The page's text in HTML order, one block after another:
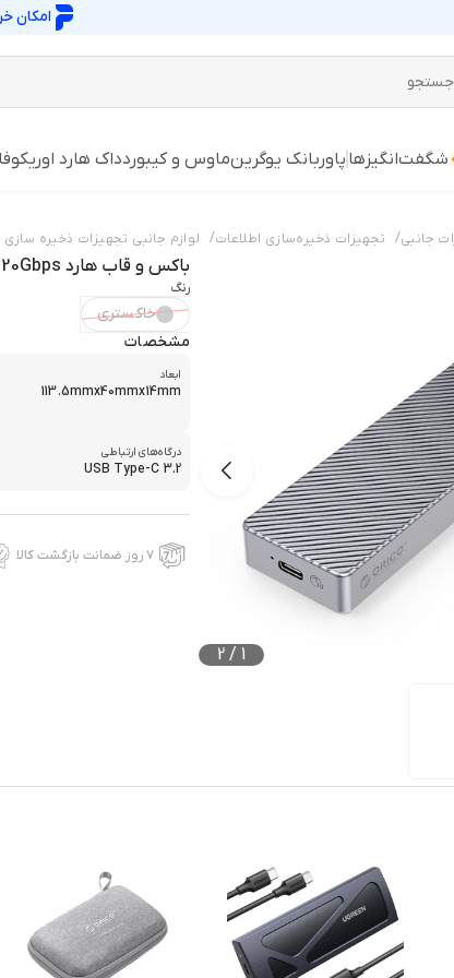
امکان
شگفت‌انگیزها پاوربانک یوگرینماوس و کیبوردداک هارد اوریکو
جانبی/ تجهیزات ذخیره‌سازی اطلاعات/ لوازم جانبی تجهیزات ذخیره سازی
1
/
2
باکس و قاب هارد M.2 NVMe SSD 20Gbps اوریکو مدل M213C3-G4
رنگ
خاکستری
مشخصات
ابعاد
113.5mmx40mmx14mm
درگاه‌های ارتباطی
USB Type-C 3.2
۷ روز ضمانت بازگشت کالا